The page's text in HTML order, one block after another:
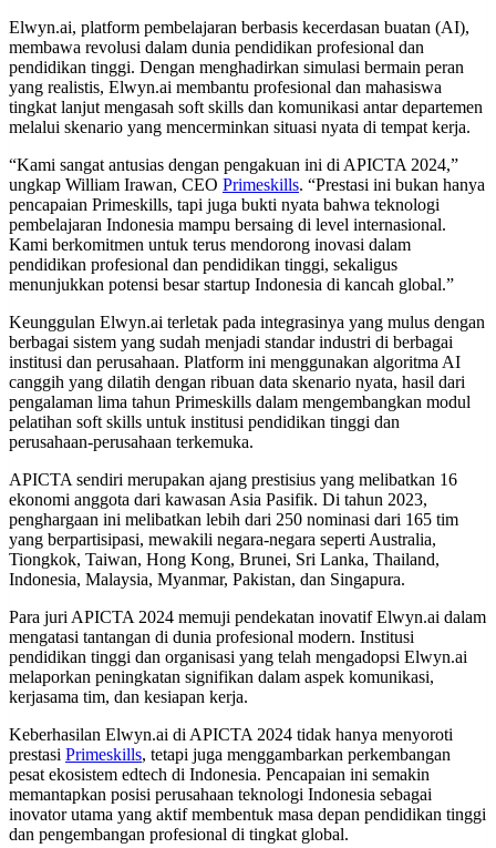
Elwyn.ai, platform pembelajaran berbasis kecerdasan buatan (AI),
membawa revolusi dalam dunia pendidikan profesional dan
pendidikan tinggi. Dengan menghadirkan simulasi bermain peran
yang realistis, Elwyn.ai membantu profesional dan mahasiswa
tingkat lanjut mengasah soft skills dan komunikasi antar departemen
melalui skenario yang mencerminkan situasi nyata di tempat kerja.
“Kami sangat antusias dengan pengakuan ini di APICTA 2024,”
ungkap William Irawan, CEO Primeskills. “Prestasi ini bukan hanya
pencapaian Primeskills, tapi juga bukti nyata bahwa teknologi
pembelajaran Indonesia mampu bersaing di level internasional.
Kami berkomitmen untuk terus mendorong inovasi dalam
pendidikan profesional dan pendidikan tinggi, sekaligus
menunjukkan potensi besar startup Indonesia di kancah global.”
Keunggulan Elwyn.ai terletak pada integrasinya yang mulus dengan
berbagai sistem yang sudah menjadi standar industri di berbagai
institusi dan perusahaan. Platform ini menggunakan algoritma AI
canggih yang dilatih dengan ribuan data skenario nyata, hasil dari
pengalaman lima tahun Primeskills dalam mengembangkan modul
pelatihan soft skills untuk institusi pendidikan tinggi dan
perusahaan-perusahaan terkemuka.
APICTA sendiri merupakan ajang prestisius yang melibatkan 16
ekonomi anggota dari kawasan Asia Pasifik. Di tahun 2023,
penghargaan ini melibatkan lebih dari 250 nominasi dari 165 tim
yang berpartisipasi, mewakili negara-negara seperti Australia,
Tiongkok, Taiwan, Hong Kong, Brunei, Sri Lanka, Thailand,
Indonesia, Malaysia, Myanmar, Pakistan, dan Singapura.
Para juri APICTA 2024 memuji pendekatan inovatif Elwyn.ai dalam
mengatasi tantangan di dunia profesional modern. Institusi
pendidikan tinggi dan organisasi yang telah mengadopsi Elwyn.ai
melaporkan peningkatan signifikan dalam aspek komunikasi,
kerjasama tim, dan kesiapan kerja.
Keberhasilan Elwyn.ai di APICTA 2024 tidak hanya menyoroti
prestasi Primeskills, tetapi juga menggambarkan perkembangan
pesat ekosistem edtech di Indonesia. Pencapaian ini semakin
memantapkan posisi perusahaan teknologi Indonesia sebagai
inovator utama yang aktif membentuk masa depan pendidikan tinggi
dan pengembangan profesional di tingkat global.